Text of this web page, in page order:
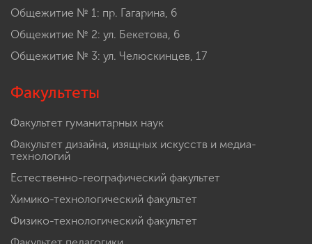
Общежитие № 1: пр. Гагарина, 6
Общежитие № 2: ул. Бекетова, 6
Общежитие № 3: ул. Челюскинцев, 17
Факультеты
Факультет гуманитарных наук
Факультет дизайна, изящных искусств и медиа-
технологий
Естественно-географический факультет
Химико-технологический факультет
Физико-технологический факультет